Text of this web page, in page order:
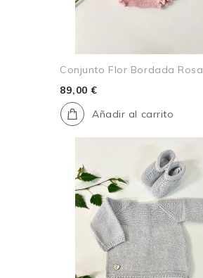
Conjunto Flor Bordada Rosa
89,00 €
Añadir al carrito